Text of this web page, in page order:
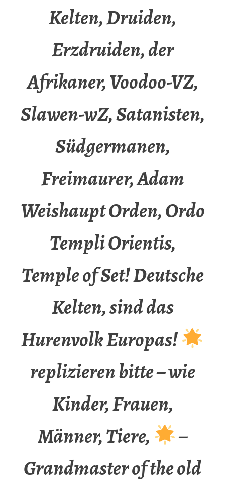
Kelten, Druiden,
Erzdruiden, der
Afrikaner, Voodoo-VZ,
Slawen-wZ, Satanisten,
Südgermanen,
Freimaurer, Adam
Weishaupt Orden, Ordo
Templi Orientis,
Temple of Set! Deutsche
Kelten, sind das
Hurenvolk Europas!
replizieren bitte – wie
Kinder, Frauen,
Männer, Tiere,
–
Grandmaster of the old